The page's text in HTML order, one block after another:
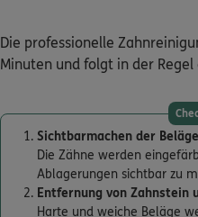
Die professionelle
Minuten und folgt in der
Sichtbarmachen der Beläge
Die Zähne werden
Ablagerungen sichtbar zu
Entfernung von Zahnstein
Harte und weiche Beläge